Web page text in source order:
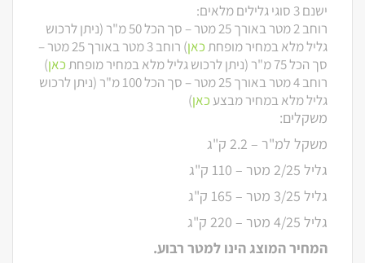
ישנם 3 סוגי גלילים מלאים:
רוחב 2 מטר באורך 25 מטר – סך הכל 50 מ"ר (ניתן לרכוש
גליל מלא במחיר מופחתכאן)
רוחב 3 מטר באורך 25 מטר –
סך הכל 75 מ"ר (ניתן לרכוש גליל מלא במחיר מופחת
כאן)
רוחב 4 מטר באורך 25 מטר – סך הכל 100 מ"ר (ניתן לרכוש
גליל מלא במחיר מבצעכאן)
משקלים:
משקל למ"ר – 2.2 ק"ג
גליל 2/25 מטר – 110 ק"ג
גליל 3/25 מטר – 165 ק"ג
גליל 4/25 מטר – 220 ק"ג
המחיר המוצג הינו למטר רבוע.